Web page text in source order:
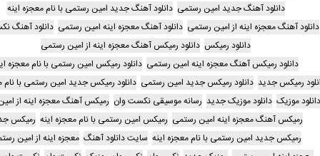
دانلود آهنگ جدید امین رستمی دانلود آهنگ جدید امین رستمی با نام معجزه اینه
دانلود آهنگ معجزه اینه از امین رستمی دانلود آهنگ معجزه اینه امین رستمی دانلود آهنگ
دانلود رمیکس دانلود رمیکس آهنگ معجزه اینه از امین رستمی
دانلود رمیکس آهنگ معجزه اینه امین رستمی دانلود رمیکس امین رستمی با نام معجزه
رمیکس جدید دانلود رمیکس جدید امین رستمی دانلود رمیکس جدید امین رستمی با نام
دانلود موزیک دانلود موزیک جدید رسانه موسیقی نکست وان رمیکس آهنگ معجزه اینه از
رمیکس آهنگ معجزه اینه امین رستمی رمیکس امین رستمی با نام معجزه اینه رمیکس
رمیکس جدید امین رستمی با نام معجزه اینه سایت دانلود آهنگ معجزه اینه از امین